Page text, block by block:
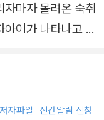
마자 몰려온 숙취
이가 나타나고,
귀도
기은에게 무려 1
저자파일 신간알림 신청